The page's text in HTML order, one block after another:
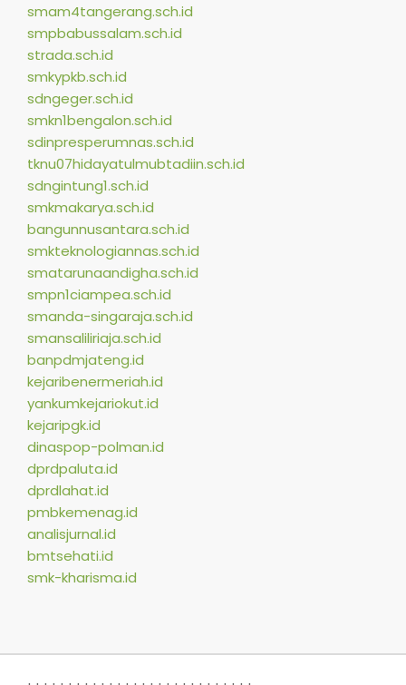
smam4tangerang.sch.id
smpbabussalam.sch.id
strada.sch.id
smkypkb.sch.id
sdngeger.sch.id
smkn1bengalon.sch.id
sdinpresperumnas.sch.id
tknu07hidayatulmubtadiin.sch.id
sdngintung1.sch.id
smkmakarya.sch.id
bangunnusantara.sch.id
smkteknologiannas.sch.id
smatarunaandigha.sch.id
smpn1ciampea.sch.id
smanda-singaraja.sch.id
smansaliliriaja.sch.id
banpdmjateng.id
kejaribenermeriah.id
yankumkejariokut.id
kejaripgk.id
dinaspop-polman.id
dprdpaluta.id
dprdlahat.id
pmbkemenag.id
analisjurnal.id
bmtsehati.id
smk-kharisma.id